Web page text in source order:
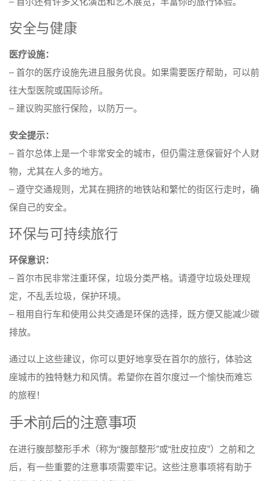
安全与健康
医疗设施：
– 首尔的医疗设施先进且服务优良。如果需要医疗帮助，可以前
往大型医院或国际诊所。
– 建议购买旅行保险，以防万一。
安全提示：
– 首尔总体上是一个非常安全的城市，但仍需注意保管好个人财
物，尤其在人多的地方。
– 遵守交通规则，尤其在拥挤的地铁站和繁忙的街区行走时，确
保自己的安全。
环保与可持续旅行
环保意识：
– 首尔市民非常注重环保，垃圾分类严格。请遵守垃圾处理规
定，不乱丢垃圾，保护环境。
– 租用自行车和使用公共交通是环保的选择，既方便又能减少碳
排放。
通过以上这些建议，你可以更好地享受在首尔的旅行，体验这
座城市的独特魅力和风情。希望你在首尔度过一个愉快而难忘
的旅程！
手术前后的注意事项
在进行腹部整形手术（称为“腹部整形”或“肚皮拉皮”）之前和之
后，有一些重要的注意事项需要牢记。这些注意事项将有助于